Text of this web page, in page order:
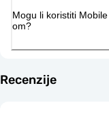
Mogu li koristiti
om?
Recenzije